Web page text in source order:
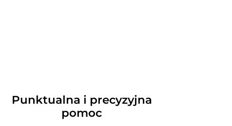
Punktualna i precyzyjna
pomoc